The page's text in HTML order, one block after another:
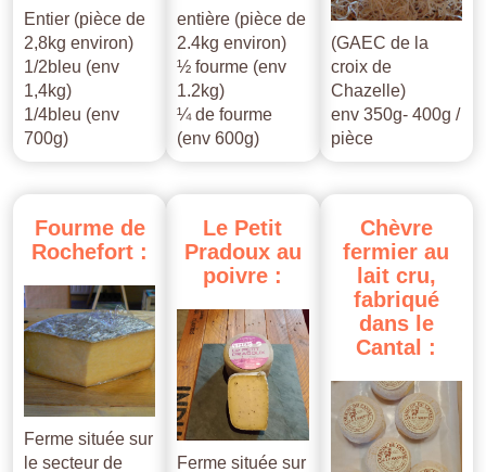
Entier (pièce de
2,8kg environ)
1/2bleu (env
1,4kg)
1/4bleu (env
700g)
entière (pièce de
2.4kg environ)
½ fourme (env
1.2kg)
¼ de fourme
(env 600g)
(GAEC de la
croix de
Chazelle)
env 350g- 400g /
pièce
Fourme de
Rochefort :
Ferme située sur
le secteur de
Le Petit
Pradoux au
poivre :
Ferme située sur
Chèvre
fermier au
lait cru,
fabriqué
dans le
Cantal :